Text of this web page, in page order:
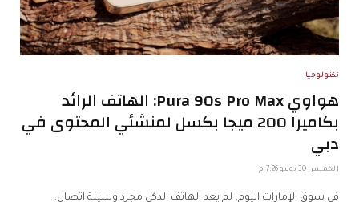
تكنولوجيا
هواوي Pura 90s Pro Max: الهاتف الرائد
بكاميرا 200 ميجا بكسل لمنشئي المحتوى في
دبي
الخميس 30 يوليو 7:26 م
في سوق الإمارات اليوم، لم يعد الهاتف الذكي مجرد وسيلة اتصال.